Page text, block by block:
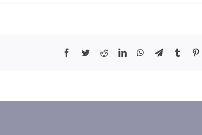
Facebook
TwitterRedditLinkedInWhatsApp
TelegramTumblr